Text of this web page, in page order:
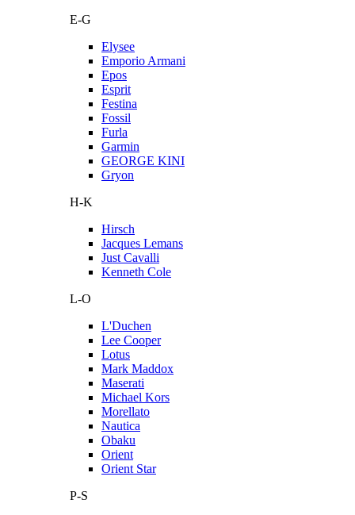
E-G
Elysee
Emporio Armani
Epos
Esprit
Festina
Fossil
Furla
Garmin
GEORGE KINI
Gryon
H-K
Hirsch
Jacques Lemans
Just Cavalli
Kenneth Cole
L-O
L'Duchen
Lee Cooper
Lotus
Mark Maddox
Maserati
Michael Kors
Morellato
Nautica
Obaku
Orient
Orient Star
P-S